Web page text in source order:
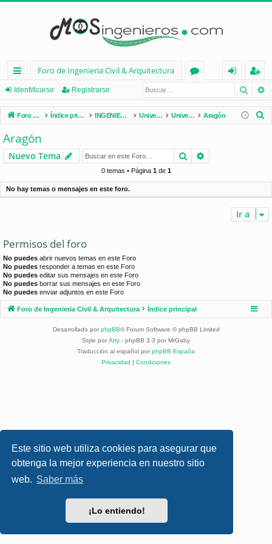
Este sitio web utiliza cookies para asegurar que
obtenga la mejor experiencia en nuestro sitio
web. Saber más
¡Lo entiendo!
nl
ac
es
rá
pi
d
Foro de Ingenieria Civil & Arquitectura
os
nt
ifi
e
eg
ist
ra
Identificarse Registrarse
Foro de Ingenieria Civil & Arquitectura Índice principal INGENIERÍA CIVIL (España) Universidades de España Universidades por Comunidades Aragón
r
Aragón
Nuevo Tema Buscar
0 temas • Página 1de 1
No hay temas o mensajes en este foro.
Ir a
Permisos del foro
No puedes abrir nuevos temas en este Foro
No puedes responder a temas en este Foro
No puedes editar sus mensajes en este Foro
No puedes borrar sus mensajes en este Foro
No puedes enviar adjuntos en este Foro
Foro de Ingenieria Civil & Arquitectura Índice principal
Desarrollado por phpBB® Forum Software © phpBB Limited
Style por Arty - phpBB 3.3 por MrGaby
Traducción al español por phpBB España
Privacidad | Condiciones